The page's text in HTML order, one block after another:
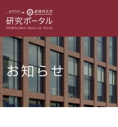
to
content
お知らせ